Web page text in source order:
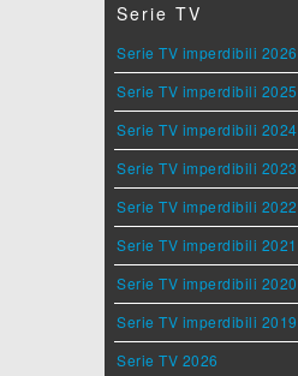
Serie TV
Serie TV imperdibili 2026
Serie TV imperdibili 2025
Serie TV imperdibili 2024
Serie TV imperdibili 2023
Serie TV imperdibili 2022
Serie TV imperdibili 2021
Serie TV imperdibili 2020
Serie TV imperdibili 2019
Serie TV 2026